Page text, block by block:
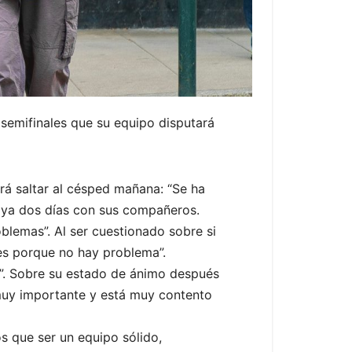
que su equipo disputará
saltar al césped mañana: “Se ha
dos días con sus compañeros.
Al ser cuestionado sobre si
porque no hay problema”.
Sobre su estado de ánimo después
importante y está muy contento
que ser un equipo sólido,